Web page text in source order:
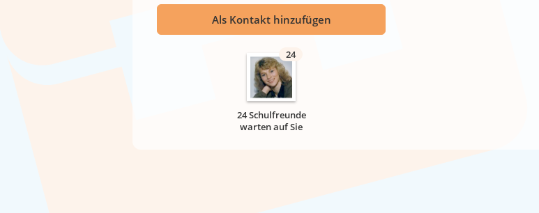
Als Kontakt hinzufügen
24
24 Schulfreunde
warten auf Sie